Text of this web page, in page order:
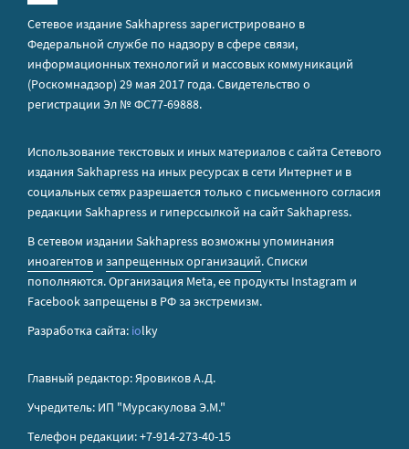
Сетевое издание Sakhapress зарегистрировано в
Федеральной службе по надзору в сфере связи,
информационных технологий и массовых коммуникаций
(Роскомнадзор) 29 мая 2017 года. Свидетельство о
регистрации Эл № ФС77-69888.
Использование текстовых и иных материалов с сайта Сетевого
издания Sakhapress на иных ресурсах в сети Интернет и в
социальных сетях разрешается только с письменного согласия
редакции Sakhapress и гиперссылкой на сайт Sakhapress.
В сетевом издании Sakhapress возможны упоминания
иноагентов и запрещенных организаций. Списки
пополняются. Организация Metа, ее продукты Instagram и
Facebook запрещены в РФ за экстремизм.
Разработка сайта: iolky
Главный редактор: Яровиков А.Д.
Учредитель: ИП "Мурсакулова Э.М."
Телефон редакции: +7-914-273-40-15